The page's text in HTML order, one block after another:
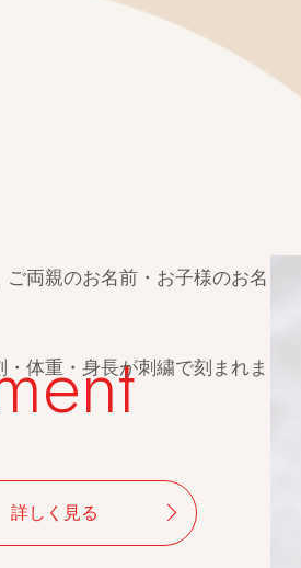
を想像しながらお仕立てを進
以外全て手作業。
オーダーメイドです。
詳しく見る